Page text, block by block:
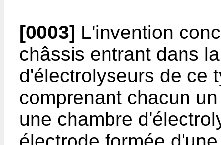
[0003] L'invention
châssis entrant dans
d'électrolyseurs de ce
comprenant chacun
une chambre